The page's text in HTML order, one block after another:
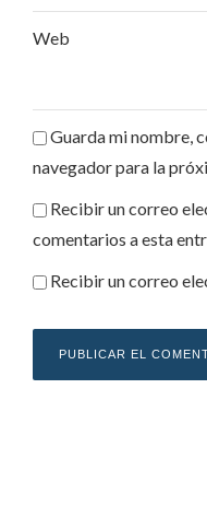
Web
Guarda mi nombre,
navegador para la
Recibir un correo
comentarios a esta
Recibir un correo